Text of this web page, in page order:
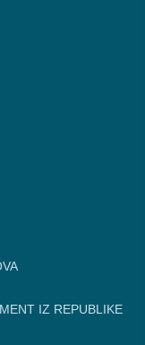
IZ REPUBLIKE